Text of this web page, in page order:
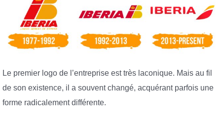
Le premier logo de l’entreprise est très laconique. Mais au fil
de son existence, il a souvent changé, acquérant parfois une
forme radicalement différente.